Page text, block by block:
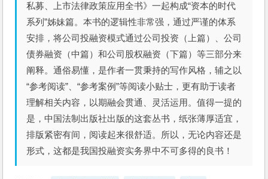
私募、上市法律政策应用全书》一起构成“资本的时代
系列”姊妹篇。本书的逻辑性非常强，通过严谨的体系
安排，将公司投融资模式通过公司投资（上篇）、公司
债券融资（中篇）和公司股权融资（下篇）等三部分来
阐释。通俗易懂，是作者一贯秉持的写作风格，辅之以
“参考阅读”、“参考案例”等阅读小贴士，更有助于读者
理解相关内容，以期融会贯通、灵活运用。值得一提的
是，中国法制出版社出版的这套丛书，纸张薄厚适宜，
排版紧密有间，阅读起来很舒适。所以，无论内容还是
形式，这都是我国投融资实务界中不可多得的良书！